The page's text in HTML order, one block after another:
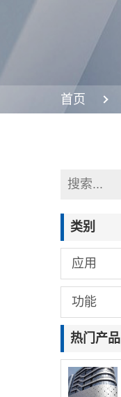
首页
类别
应用
功能
热门产品